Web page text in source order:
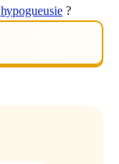
hypogueusie?